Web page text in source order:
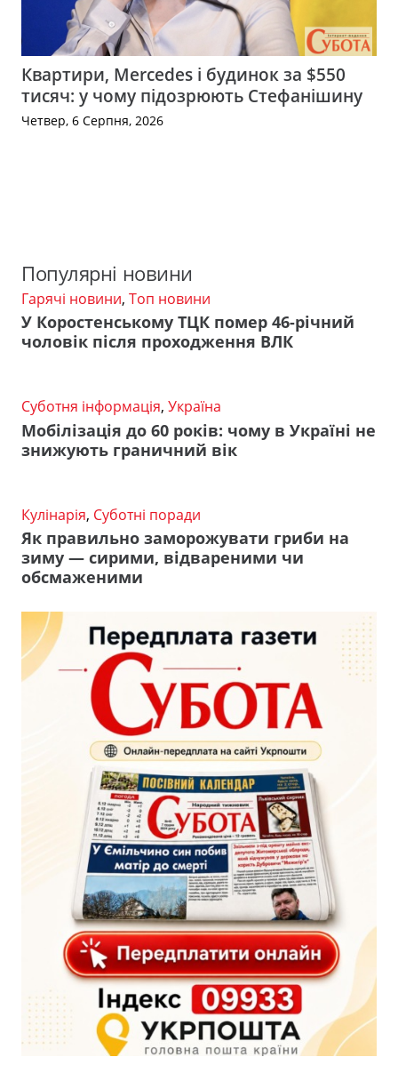
Квартири, Mercedes і будинок за $550
тисяч: у чому підозрюють Стефанішину
Четвер, 6 Серпня, 2026
Популярні новини
Гарячі новини, Топ новини
У Коростенському ТЦК помер 46-річний
чоловік після проходження ВЛК
Суботня інформація, Україна
Мобілізація до 60 років: чому в Україні не
знижують граничний вік
Кулінарія, Суботні поради
Як правильно заморожувати гриби на
зиму — сирими, відвареними чи
обсмаженими